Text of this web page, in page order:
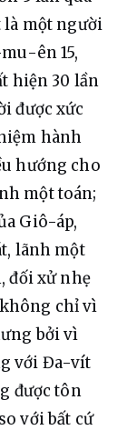
là một người
ên 15,
hiện 30 lần
được xức
hành
hướng cho
một toán;
Giô-áp,
lãnh một
đối xử nhẹ
chỉ vì
bởi vì
với Đa-vít
được tôn
với bất cứ